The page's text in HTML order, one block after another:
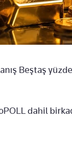
Beştaş
dahil